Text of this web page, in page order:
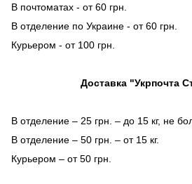
В почтоматах - от 60 грн.
В отделение по Украине - от 60 грн.
Курьером - от 100 грн.
Доставка "Укрпочта
В отделение – 25 грн. – до 15 кг, не
В отделение – 50 грн. – от 15 кг.
Курьером – от 50 грн.